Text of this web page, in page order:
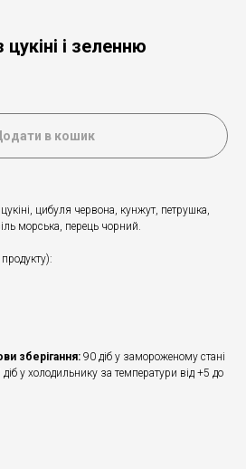
і зеленню
в кошик
цибуля червона, кунжут, петрушка,
морська, перець чорний.
зберігання: 90 діб у замороженому стані
у холодильнику за температури від +5 до